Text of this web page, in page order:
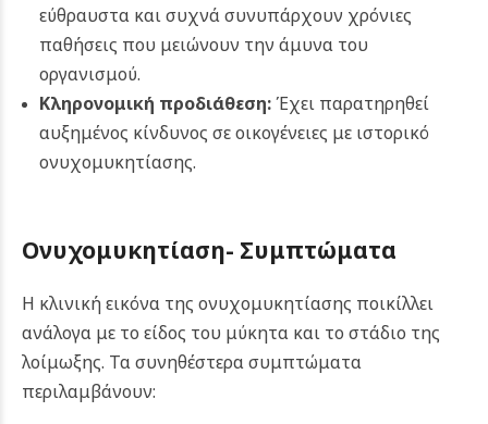
εύθραυστα και συχνά συνυπάρχουν χρόνιες
παθήσεις που μειώνουν την άμυνα του
οργανισμού.
Κληρονομική προδιάθεση:Έχει παρατηρηθεί
αυξημένος κίνδυνος σε οικογένειες με ιστορικό
ονυχομυκητίασης.
Ονυχομυκητίαση- Συμπτώματα
Η κλινική εικόνα της ονυχομυκητίασης ποικίλλει
ανάλογα με το είδος του μύκητα και το στάδιο της
λοίμωξης. Τα συνηθέστερα συμπτώματα
περιλαμβάνουν: